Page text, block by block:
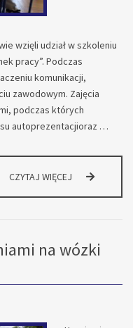
wzięli udział w szkoleniu
pracy”. Podczas
komunikacji,
zawodowym. Zajęcia
podczas których
autoprezentacjioraz …
CZYTAJ WIĘCEJ UCZNIOWIE
na wózki